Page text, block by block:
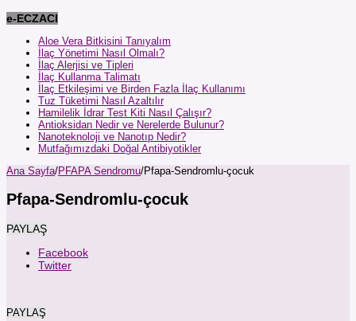
e-ECZACI
Aloe Vera Bitkisini Tanıyalım
İlaç Yönetimi Nasıl Olmalı?
İlaç Alerjisi ve Tipleri
İlaç Kullanma Talimatı
İlaç Etkileşimi ve Birden Fazla İlaç Kullanımı
Tuz Tüketimi Nasıl Azaltılır
Hamilelik İdrar Test Kiti Nasıl Çalışır?
Antioksidan Nedir ve Nerelerde Bulunur?
Nanoteknoloji ve Nanotıp Nedir?
Mutfağımızdaki Doğal Antibiyotikler
Ana Sayfa/PFAPA Sendromu/Pfapa-Sendromlu-çocuk
Pfapa-Sendromlu-çocuk
PAYLAŞ
Facebook
Twitter
PAYLAŞ